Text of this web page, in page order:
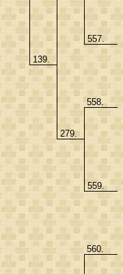
139.
557.
279.
558.
559.
560.